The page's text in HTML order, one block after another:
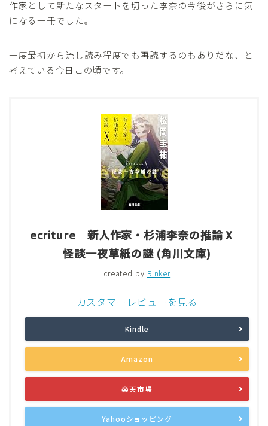
作家として新たなスタートを切った李奈の今後がさらに気
になる一冊でした。
一度最初から流し読み程度でも再読するのもありだな、と
考えている今日この頃です。
ecriture 新人作家・杉浦李奈の推論 X
怪談一夜草紙の謎 (角川文庫)
created by Rinker
カスタマーレビューを見る
Kindle
Amazon
楽天市場
Yahooショッピング